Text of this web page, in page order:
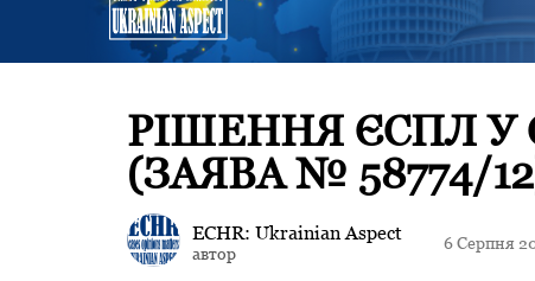
РІШЕННЯ ЄСПЛ У
(ЗАЯВА № 58774/
ECHR: Ukrainian Aspect
автор
6 Серпня